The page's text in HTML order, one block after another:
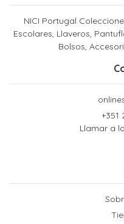
NICI Portugal
Escolares, Llaveros,
Bolsos,
+351
Llamar a